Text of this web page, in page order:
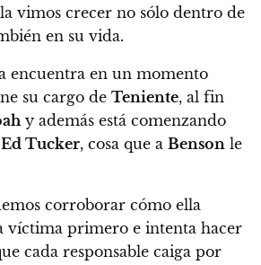
vimos crecer no sólo dentro de
en su vida.
encuentra en un momento
su cargo de Teniente, al fin
y además está comenzando
Ed Tucker, cosa que a Benson le
corroborar cómo ella
víctima primero e intenta hacer
cada responsable caiga por